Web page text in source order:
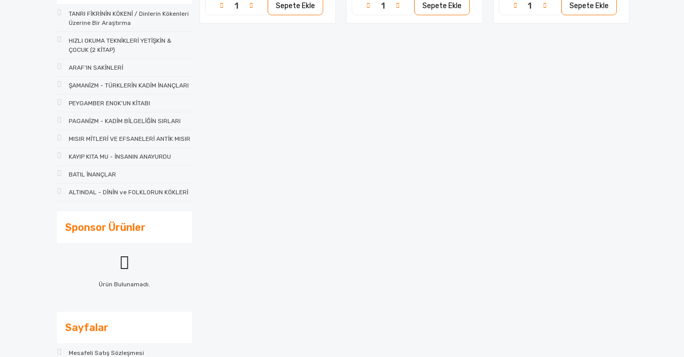
TANRI FİKRİNİN KÖKENİ / Dinlerin Kökenleri
Üzerine Bir Araştırma
HIZLI OKUMA TEKNİKLERİ YETİŞKİN &
ÇOCUK (2 KİTAP)
ARAF’IN SAKİNLERİ
ŞAMANİZM - TÜRKLERİN KADİM İNANÇLARI
PEYGAMBER ENOK’UN KİTABI
PAGANİZM - KADİM BİLGELİĞİN SIRLARI
MISIR MİTLERİ VE EFSANELERİ ANTİK MISIR
KAYIP KITA MU - İNSANIN ANAYURDU
BATIL İNANÇLAR
ALTINDAL - DİNİN ve FOLKLORUN KÖKLERİ
Sponsor Ürünler
Ürün Bulunamadı.
Sayfalar
Mesafeli Satış Sözleşmesi
Sepete Ekle Sepete Ekle Sepete Ekle